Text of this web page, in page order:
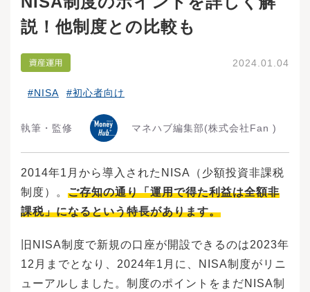
説！他制度との比較も
2024.01.04
#NISA #初心者向け
執筆・監修 マネハブ編集部(株式会社Fan )
2014年1月から導入されたNISA（少額投資非課税
制度）。 ご存知の通り「運用で得た利益は全額非
課税」になるという特長があります。
旧NISA制度で新規の口座が開設できるのは2023年
12月までとなり、2024年1月に、NISA制度がリニ
ューアルしました。制度のポイントをまだNISA制